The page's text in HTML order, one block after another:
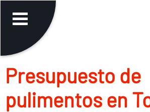
Presupuesto de
pulimentos en